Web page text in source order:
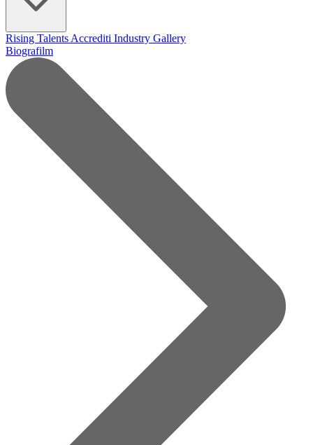
Rising Talents Accrediti Industry Gallery
Biografilm